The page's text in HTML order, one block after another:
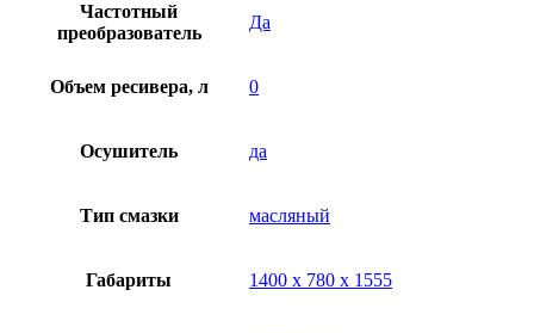
Частотный
преобразователь
Да
Объем ресивера, л 0
Осушитель да
Тип смазки масляный
Габариты 1400 х 780 х 1555